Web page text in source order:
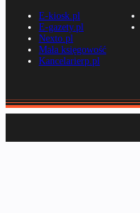
E-kiosk.pl
E-gazety.pl
Nexto.pl
Mała księgowość
Kancelarierp.pl